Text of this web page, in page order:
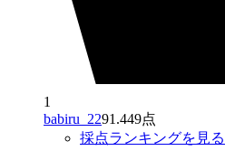
1
babiru_2291.449点
採点ランキングを見る